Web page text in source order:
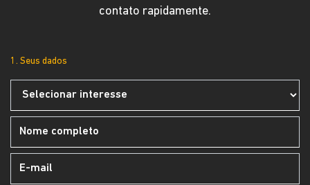
contato rapidamente.
1. Seus dados